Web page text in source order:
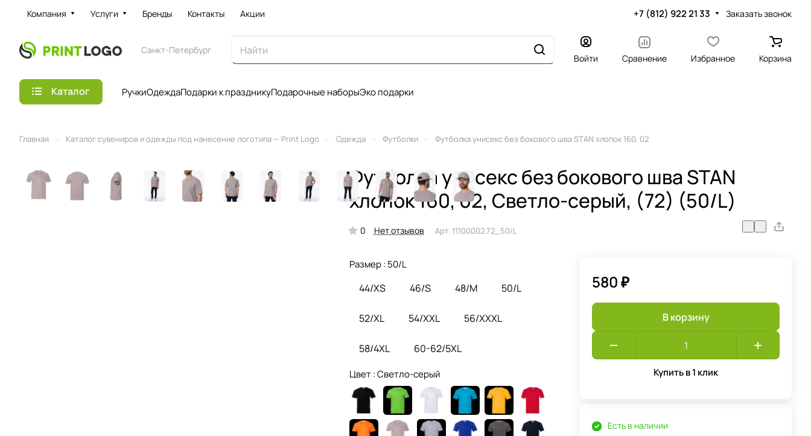
Компания Услуги Бренды Контакты Акции +7 (812) 922 21 33 Заказать звонок
Санкт-Петербург
Войти Сравнение Избранное Корзина
Каталог РучкиОдеждаПодарки к праздникуПодарочные наборыЭко подарки
Главная Каталог сувениров и одежды под нанесение логотипа — Print Logo Одежда Футболки Футболка унисекс без бокового шва STAN хлопок 160, 02
Футболка унисекс без бокового шва STAN
хлопок 160, 02, Светло-серый, (72) (50/L)
0 Нет отзывов Арт. 11100002.72_50/L
Размер : 50/L
44/XS 46/S 48/M 50/L
52/XL 54/XXL 56/XXXL
58/4XL 60-62/5XL
Цвет :Светло-серый
580 ₽
В корзину
Купить в 1 клик
Есть в наличии